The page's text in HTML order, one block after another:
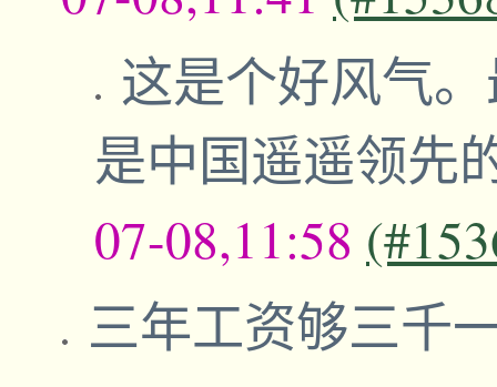
这是个好风气
是中国遥遥领先
07-08,11:58
三年工资够三千